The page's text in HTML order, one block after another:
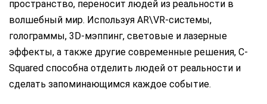
пространство, переносит людей из реальности в
волшебный мир. Используя AR\VR-системы,
голограммы, 3D-мэппинг, световые и лазерные
эффекты, а также другие современные решения, C-
Squared способна отделить людей от реальности и
сделать запоминающимся каждое событие.